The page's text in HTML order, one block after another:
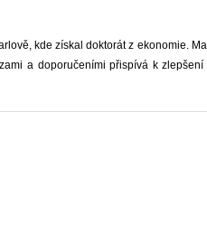
kde získal doktorát z ekonomie.
a doporučeními přispívá k